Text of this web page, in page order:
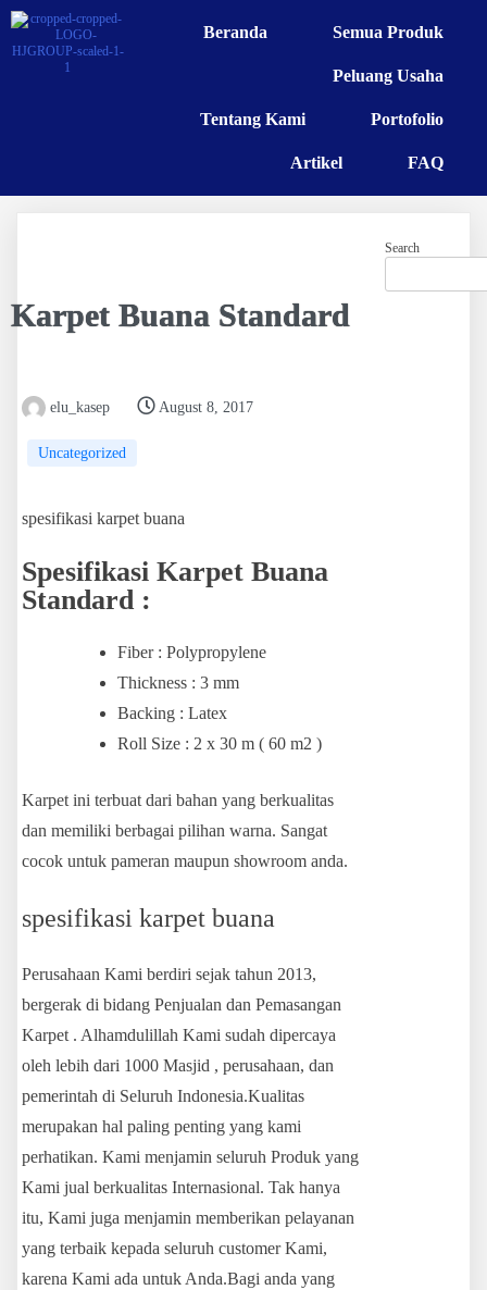
Beranda Semua Produk
Peluang Usaha
Tentang Kami Portofolio
Artikel FAQ
Karpet Buana Standard
elu_kasep August 8, 2017
Uncategorized
spesifikasi karpet buana
Spesifikasi Karpet Buana
Standard :
Fiber : Polypropylene
Thickness : 3 mm
Backing : Latex
Roll Size : 2 x 30 m ( 60 m2 )
Karpet ini terbuat dari bahan yang berkualitas
dan memiliki berbagai pilihan warna. Sangat
cocok untuk pameran maupun showroom anda.
spesifikasi karpet buana
Perusahaan Kami berdiri sejak tahun 2013,
bergerak di bidang Penjualan dan Pemasangan
Karpet . Alhamdulillah Kami sudah dipercaya
oleh lebih dari 1000 Masjid , perusahaan, dan
pemerintah di Seluruh Indonesia.Kualitas
merupakan hal paling penting yang kami
perhatikan. Kami menjamin seluruh Produk yang
Kami jual berkualitas Internasional. Tak hanya
itu, Kami juga menjamin memberikan pelayanan
yang terbaik kepada seluruh customer Kami,
karena Kami ada untuk Anda.Bagi anda yang
Search